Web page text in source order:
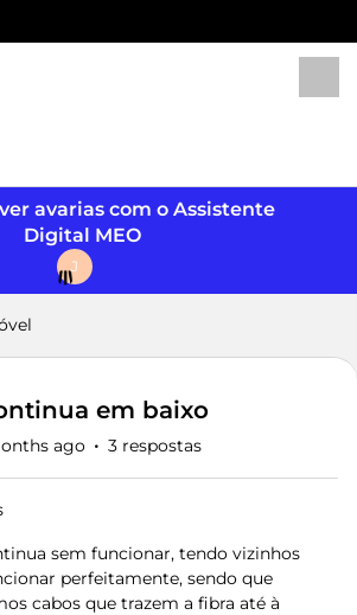
avarias com o Assistente
Digital MEO
J
em baixo
ago 3 respostas
sem funcionar, tendo vizinhos
perfeitamente, sendo que
cabos que trazem a fibra até à